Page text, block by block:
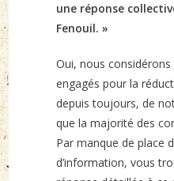
une réponse
Fenouil. »
Oui, nous
engagés pour la
depuis toujours, de
que la majorité des
Par manque de place
d’information, vous